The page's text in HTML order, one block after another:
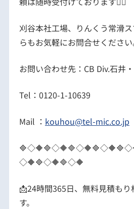
刈谷本社工場、りんくう常滑
らもお気軽にお問合せください
お問い合わせ先：CB Div.石井
Tel：0120-1-10639
Mail ： kouhou@tel-mic.co.jp
◇🔶🔷◇🔶🔷◇🔶
📩24時間365日、無料見積も
す。